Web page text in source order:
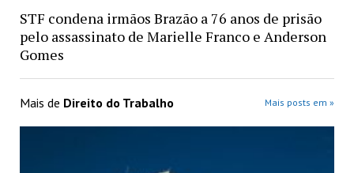
STF condena irmãos Brazão a 76 anos de prisão
pelo assassinato de Marielle Franco e Anderson
Gomes
Mais de Direito do Trabalho Mais posts em »